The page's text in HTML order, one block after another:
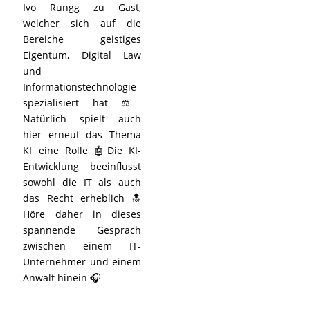
Ivo Rungg zu Gast,
welcher sich auf die
Bereiche geistiges
Eigentum, Digital Law
und
Informationstechnologie
spezialisiert hat ⚖️
Natürlich spielt auch
hier erneut das Thema
KI eine Rolle 🤖Die KI-
Entwicklung beeinflusst
sowohl die IT als auch
das Recht erheblich 🔝
Höre daher in dieses
spannende Gespräch
zwischen einem IT-
Unternehmer und einem
Anwalt hinein 🎧